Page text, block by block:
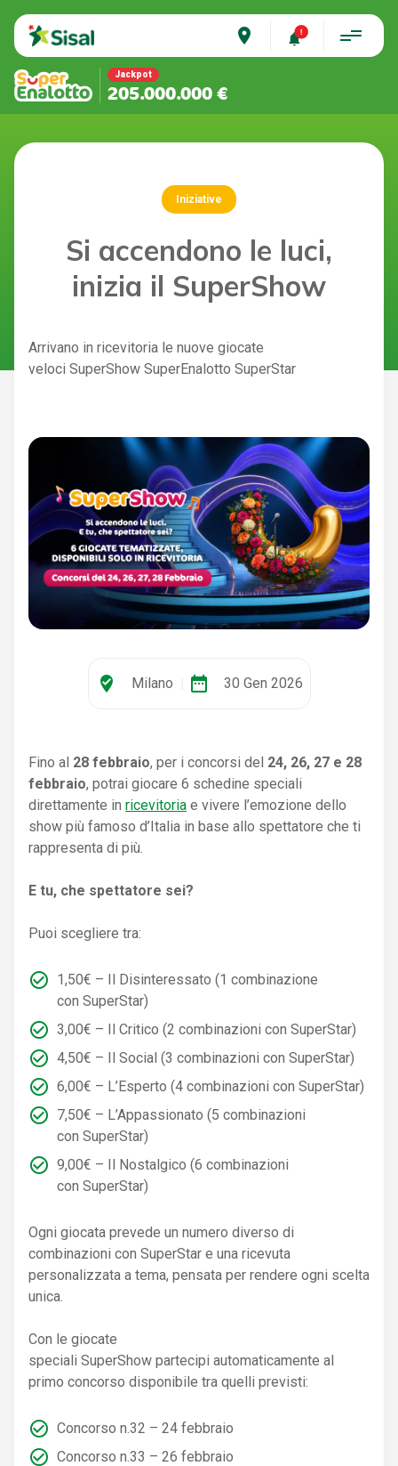
place
Jackpot
205.000.000 €
Iniziative
Si accendono le luci,
inizia il SuperShow
Arrivano in ricevitoria le nuove giocate
veloci SuperShow SuperEnalotto SuperStar
where_to_vote Milano date_range 30 Gen 2026
Fino al 28 febbraio, per i concorsi del 24, 26, 27 e 28
febbraio, potrai giocare 6 schedine speciali
direttamente in ricevitoria e vivere l’emozione dello
show più famoso d’Italia in base allo spettatore che ti
rappresenta di più.
E tu, che spettatore sei?
Puoi scegliere tra:
1,50€ – Il Disinteressato (1 combinazione
con SuperStar)
3,00€ – Il Critico (2 combinazioni con SuperStar)
4,50€ – Il Social (3 combinazioni con SuperStar)
6,00€ – L’Esperto (4 combinazioni con SuperStar)
7,50€ – L’Appassionato (5 combinazioni
con SuperStar)
9,00€ – Il Nostalgico (6 combinazioni
con SuperStar)
Ogni giocata prevede un numero diverso di
combinazioni con SuperStar e una ricevuta
personalizzata a tema, pensata per rendere ogni scelta
unica.
Con le giocate
speciali SuperShow partecipi automaticamente al
primo concorso disponibile tra quelli previsti:
Concorso n.32 – 24 febbraio
Concorso n.33 – 26 febbraio